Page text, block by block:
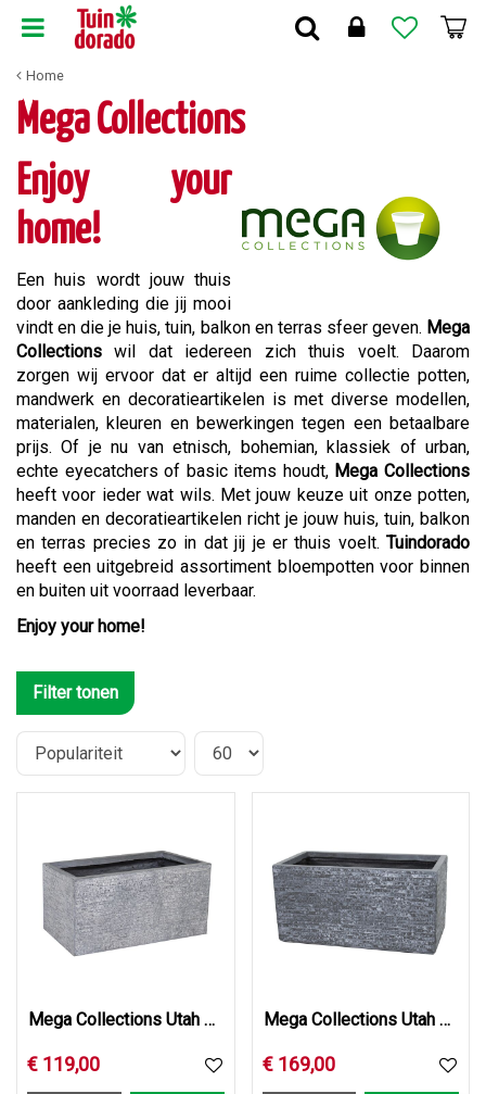
Home
Mega Collections
Enjoy your
home!
Een huis wordt jouw thuis
door aankleding die jij mooi
vindt en die je huis, tuin, balkon en terras sfeer geven. Mega
Collections wil dat iedereen zich thuis voelt. Daarom
zorgen wij ervoor dat er altijd een ruime collectie potten,
mandwerk en decoratieartikelen is met diverse modellen,
materialen, kleuren en bewerkingen tegen een betaalbare
prijs. Of je nu van etnisch, bohemian, klassiek of urban,
echte eyecatchers of basic items houdt, Mega Collections
heeft voor ieder wat wils. Met jouw keuze uit onze potten,
manden en decoratieartikelen richt je jouw huis, tuin, balkon
en terras precies zo in dat jij je er thuis voelt. Tuindorado
heeft een uitgebreid assortiment bloempotten voor binnen
en buiten uit voorraad leverbaar.
Enjoy your home!
Filter tonen
Mega Collections Utah Bigular Washed Grey L80W40H40
€ 119,00
Mega Collections Utah Bigular Graphite L100W45H45
€ 169,00